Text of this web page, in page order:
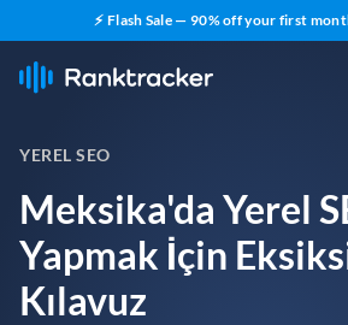
⚡ Flash Sale — 90% off your first
YEREL SEO
Meksika'da Yerel
Yapmak İçin
Kılavuz